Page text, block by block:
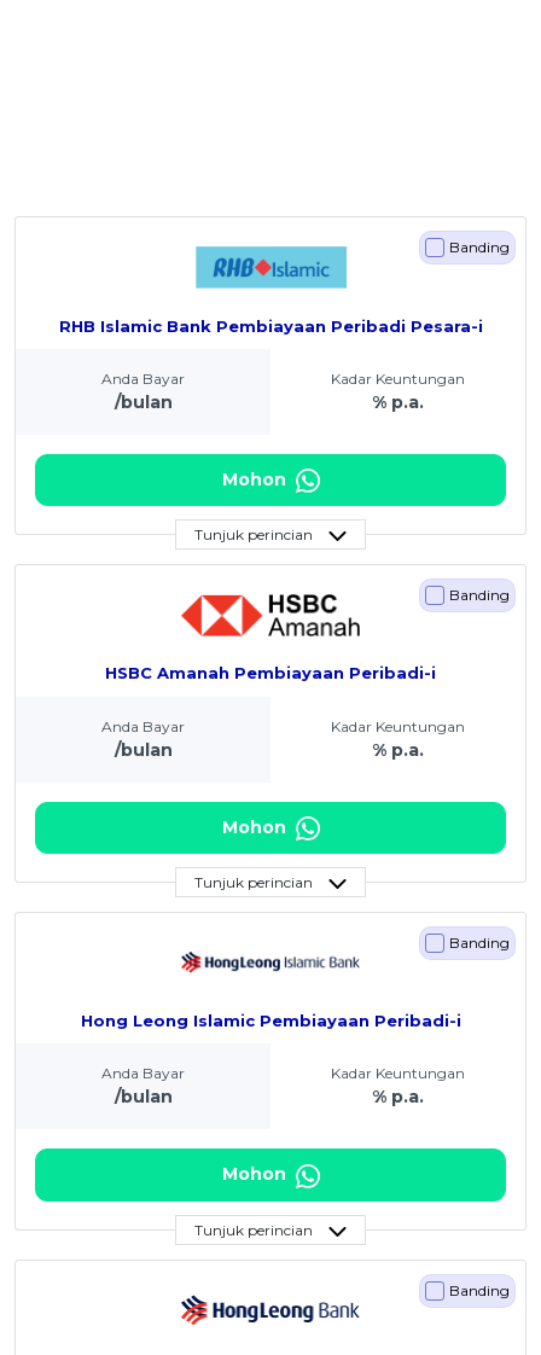
RHB Islamic Bank Pembiayaan Peribadi Pesara-i
Banding
Anda Bayar
/bulan
Kadar Keuntungan
% p.a.
Mohon
Tunjuk perincian
HSBC Amanah Pembiayaan Peribadi-i
Banding
Anda Bayar
/bulan
Kadar Keuntungan
% p.a.
Mohon
Tunjuk perincian
Hong Leong Islamic Pembiayaan Peribadi-i
Banding
Anda Bayar
/bulan
Kadar Keuntungan
% p.a.
Mohon
Tunjuk perincian
Banding